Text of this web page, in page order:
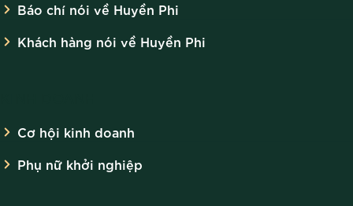
Báo chí nói về Huyền Phi
Khách hàng nói về Huyền Phi
Cơ hội kinh doanh
Phụ nữ khởi nghiệp